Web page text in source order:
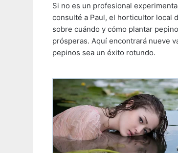
Si no es un profesional
consulté a Paul, el horticultor local
sobre cuándo y cómo plantar
prósperas. Aquí encontrará nueve
pepinos sea un éxito rotundo.